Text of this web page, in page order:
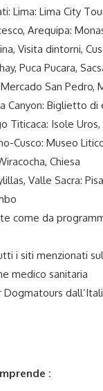
Lima: Lima City
Arequipa:
Visita dintorni,
Puca Pucara,
San Pedro,
Canyon: Biglietto
Titicaca: Isole Uros,
Cusco: Museo
Chiesa
Valle Sacra:
come da
i siti menzionati
medico sanitaria
Dogmatours
: